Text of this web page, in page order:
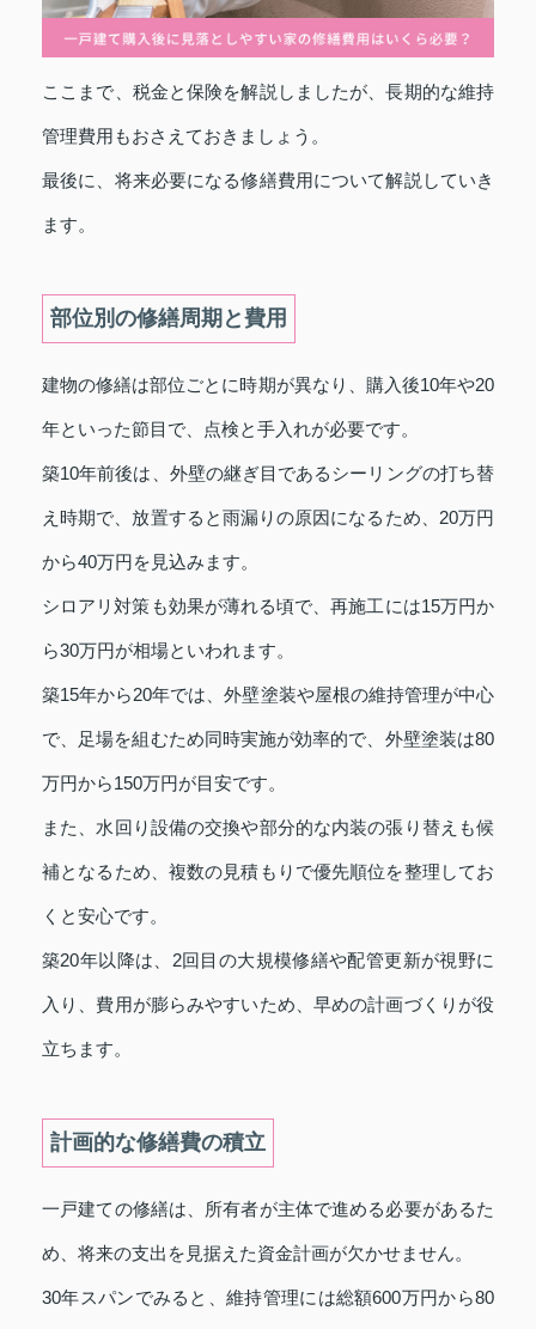
ここまで、税金と保険を解説しましたが、長期的な維持
管理費用もおさえておきましょう。
最後に、将来必要になる修繕費用について解説していき
ます。
部位別の修繕周期と費用
建物の修繕は部位ごとに時期が異なり、購入後10年や20
年といった節目で、点検と手入れが必要です。
築10年前後は、外壁の継ぎ目であるシーリングの打ち替
え時期で、放置すると雨漏りの原因になるため、20万円
から40万円を見込みます。
シロアリ対策も効果が薄れる頃で、再施工には15万円か
ら30万円が相場といわれます。
築15年から20年では、外壁塗装や屋根の維持管理が中心
で、足場を組むため同時実施が効率的で、外壁塗装は80
万円から150万円が目安です。
また、水回り設備の交換や部分的な内装の張り替えも候
補となるため、複数の見積もりで優先順位を整理してお
くと安心です。
築20年以降は、2回目の大規模修繕や配管更新が視野に
入り、費用が膨らみやすいため、早めの計画づくりが役
立ちます。
計画的な修繕費の積立
一戸建ての修繕は、所有者が主体で進める必要があるた
め、将来の支出を見据えた資金計画が欠かせません。
30年スパンでみると、維持管理には総額600万円から80